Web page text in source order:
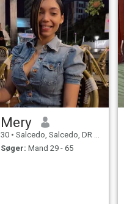
Mery
30 • Salcedo, Salcedo, DR Dominikanske
Søger: Mand 29 - 65